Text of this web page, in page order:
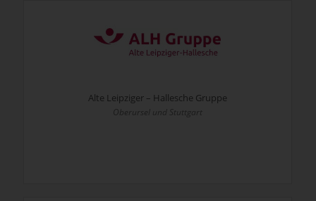
Alte Leipziger – Hallesche Gruppe
Oberursel und Stuttgart